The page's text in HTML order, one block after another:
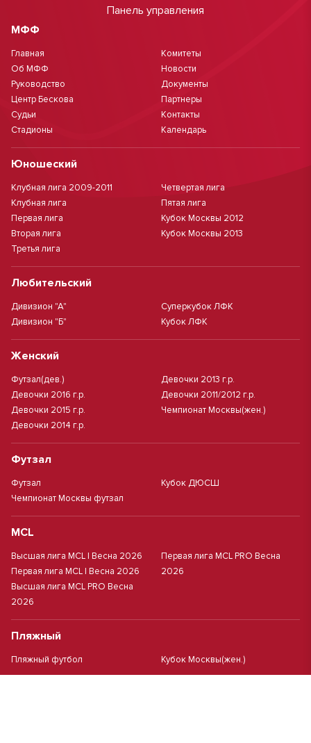
Панель управления
МФФ
Главная
Об МФФ
Руководство
Центр Бескова
Судьи
Стадионы
Комитеты
Новости
Документы
Партнеры
Контакты
Календарь
Юношеский
Клубная лига 2009-2011
Клубная лига
Первая лига
Вторая лига
Третья лига
Четвертая лига
Пятая лига
Кубок Москвы 2012
Кубок Москвы 2013
Любительский
Дивизион "А"
Дивизион "Б"
Суперкубок ЛФК
Кубок ЛФК
Женский
Футзал(дев.)
Девочки 2016 г.р.
Девочки 2015 г.р.
Девочки 2014 г.р.
Девочки 2013 г.р.
Девочки 2011/2012 г.р.
Чемпионат Москвы(жен.)
Футзал
Футзал
Чемпионат Москвы футзал
Кубок ДЮСШ
MCL
Высшая лига MCL | Весна 2026
Первая лига MCL | Весна 2026
Высшая лига MCL PRO Весна
2026
Первая лига MCL PRO Весна
2026
Пляжный
Пляжный футбол Кубок Москвы(жен.)